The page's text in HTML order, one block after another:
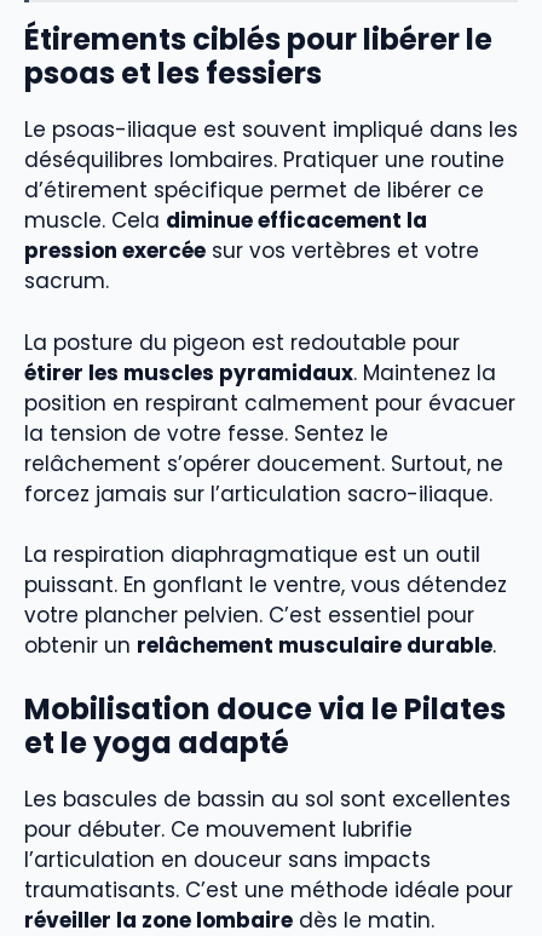
Étirements ciblés pour libérer le
psoas et les fessiers
Le psoas-iliaque est souvent impliqué dans les
déséquilibres lombaires. Pratiquer une routine
d’étirement spécifique permet de libérer ce
muscle. Cela diminue efficacement la
pression exercée sur vos vertèbres et votre
sacrum.
La posture du pigeon est redoutable pour
étirer les muscles pyramidaux. Maintenez la
position en respirant calmement pour évacuer
la tension de votre fesse. Sentez le
relâchement s’opérer doucement. Surtout, ne
forcez jamais sur l’articulation sacro-iliaque.
La respiration diaphragmatique est un outil
puissant. En gonflant le ventre, vous détendez
votre plancher pelvien. C’est essentiel pour
obtenir un relâchement musculaire durable.
Mobilisation douce via le Pilates
et le yoga adapté
Les bascules de bassin au sol sont excellentes
pour débuter. Ce mouvement lubrifie
l’articulation en douceur sans impacts
traumatisants. C’est une méthode idéale pour
réveiller la zone lombaire dès le matin.